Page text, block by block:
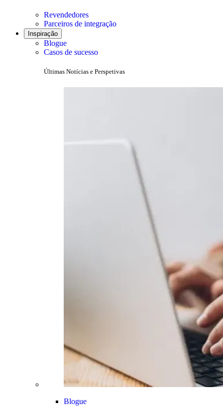
Revendedores
Parceiros de integração
Inspiração
Blogue
Casos de sucesso
Últimas Notícias e Perspetivas
Blogue